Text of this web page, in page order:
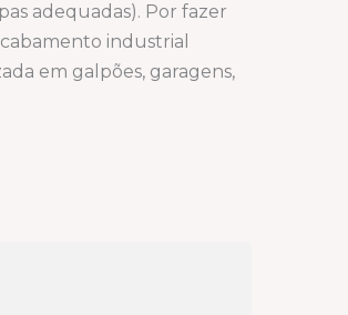
adequadas). Por fazer
industrial
em galpões, garagens,